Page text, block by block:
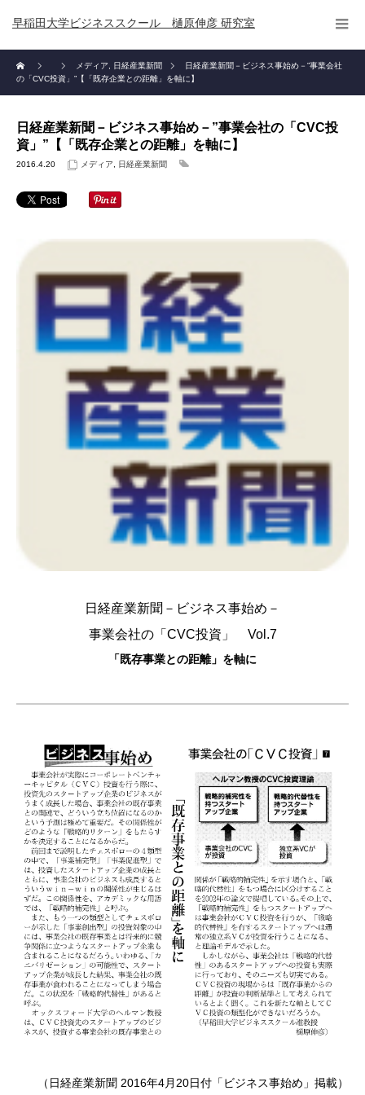
早稲田大学ビジネススクール 樋原伸彦 研究室
メディア 日経産業新聞
日経産業新聞－ビジネス事始め－”事業会社
の「CVC投資」”【「既存企業との距離」を軸に】
日経産業新聞－ビジネス事始め－”事業会社の「CVC投
資」”【「既存企業との距離」を軸に】
2016.4.20 メディア 日経産業新聞
日経産業新聞－ビジネス事始め－
事業会社の「CVC投資」 Vol.7
「既存事業との距離」を軸に
（日経産業新聞 2016年4月20日付「ビジネス事始め」掲載）